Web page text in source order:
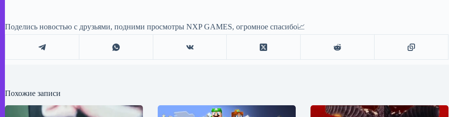
Поделись новостью с друзьями, подними просмотры NXP GAMES, огромное спасибо📈
Похожие записи